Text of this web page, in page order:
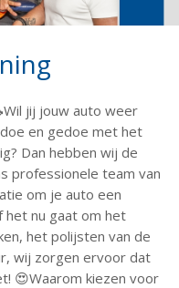
jij jouw auto weer
en gedoe met het
Dan hebben wij de
professionele team van
om je auto een
nu gaat om het
het polijsten van de
wij zorgen ervoor dat
😍Waarom kiezen voor